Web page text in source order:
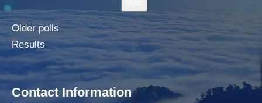
Older polls
Results
Contact Information